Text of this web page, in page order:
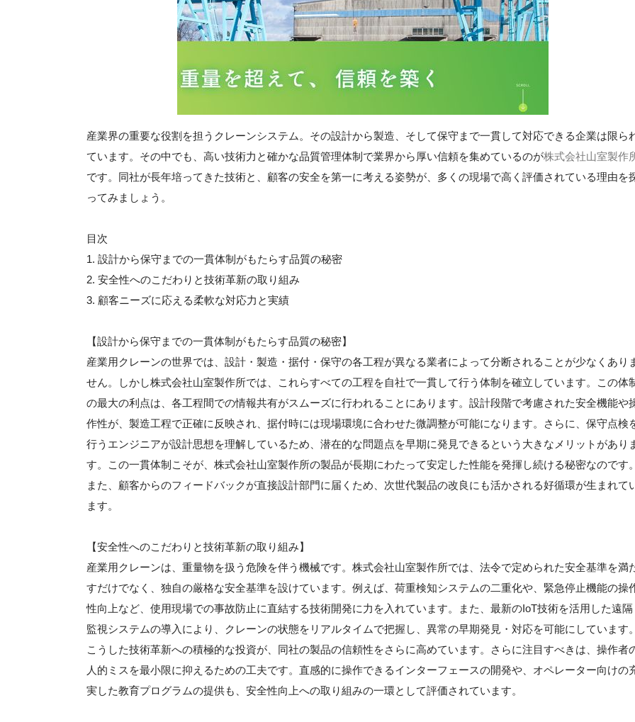
産業界の重要な役割を担うクレーンシステム。その設計から製造、そして保守まで一貫して対応できる企業は限ら
ています。その中でも、高い技術力と確かな品質管理体制で業界から厚い信頼を集めているのが株式会社山室製作
です。同社が長年培ってきた技術と、顧客の安全を第一に考える姿勢が、多くの現場で高く評価されている理由を
ってみましょう。
目次
1. 設計から保守までの一貫体制がもたらす品質の秘密
2. 安全性へのこだわりと技術革新の取り組み
3. 顧客ニーズに応える柔軟な対応力と実績
【設計から保守までの一貫体制がもたらす品質の秘密】
産業用クレーンの世界では、設計・製造・据付・保守の各工程が異なる業者によって分断されることが少なくあり
せん。しかし株式会社山室製作所では、これらすべての工程を自社で一貫して行う体制を確立しています。この体
の最大の利点は、各工程間での情報共有がスムーズに行われることにあります。設計段階で考慮された安全機能や
作性が、製造工程で正確に反映され、据付時には現場環境に合わせた微調整が可能になります。さらに、保守点検
行うエンジニアが設計思想を理解しているため、潜在的な問題点を早期に発見できるという大きなメリットがあり
す。この一貫体制こそが、株式会社山室製作所の製品が長期にわたって安定した性能を発揮し続ける秘密なのです。
また、顧客からのフィードバックが直接設計部門に届くため、次世代製品の改良にも活かされる好循環が生まれて
ます。
【安全性へのこだわりと技術革新の取り組み】
産業用クレーンは、重量物を扱う危険を伴う機械です。株式会社山室製作所では、法令で定められた安全基準を満
すだけでなく、独自の厳格な安全基準を設けています。例えば、荷重検知システムの二重化や、緊急停止機能の操
性向上など、使用現場での事故防止に直結する技術開発に力を入れています。また、最新のIoT技術を活用した遠隔
監視システムの導入により、クレーンの状態をリアルタイムで把握し、異常の早期発見・対応を可能にしています。
こうした技術革新への積極的な投資が、同社の製品の信頼性をさらに高めています。さらに注目すべきは、操作者
人的ミスを最小限に抑えるための工夫です。直感的に操作できるインターフェースの開発や、オペレーター向けの
実した教育プログラムの提供も、安全性向上への取り組みの一環として評価されています。